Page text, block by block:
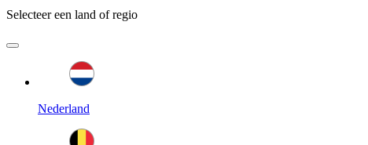
Selecteer een land of regio
Nederland